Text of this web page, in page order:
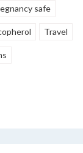
safe
Travel